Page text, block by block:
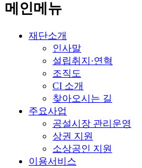
메인메뉴
재단소개
인사말
설립취지·연혁
조직도
CI 소개
찾아오시는 길
주요사업
공설시장 관리운영
상권 지원
소상공인 지원
이용서비스